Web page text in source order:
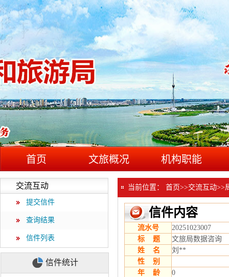
首页 文旅概况 机构职能
交流互动
提交信件
查询结果
信件列表
信件统计
当前位置： 首页>>交流互动>>
信件内容
流水号
20251023007
标 题
文旅局数据咨询
姓 名
刘**
性 别
年 龄
0